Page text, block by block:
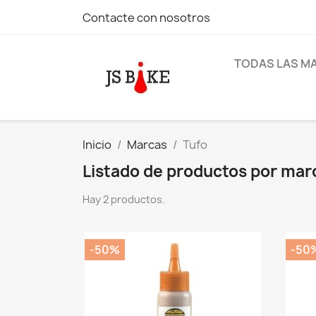
Contacte con nosotros
TODAS LAS
Inicio Marcas Tufo
Listado de productos por
Hay 2 productos.
-50% -